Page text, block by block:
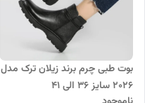
بوت طبی چرم برند زیلان ترک مدل
۲۰۲۶ سایز ۳۶ الی ۴۱